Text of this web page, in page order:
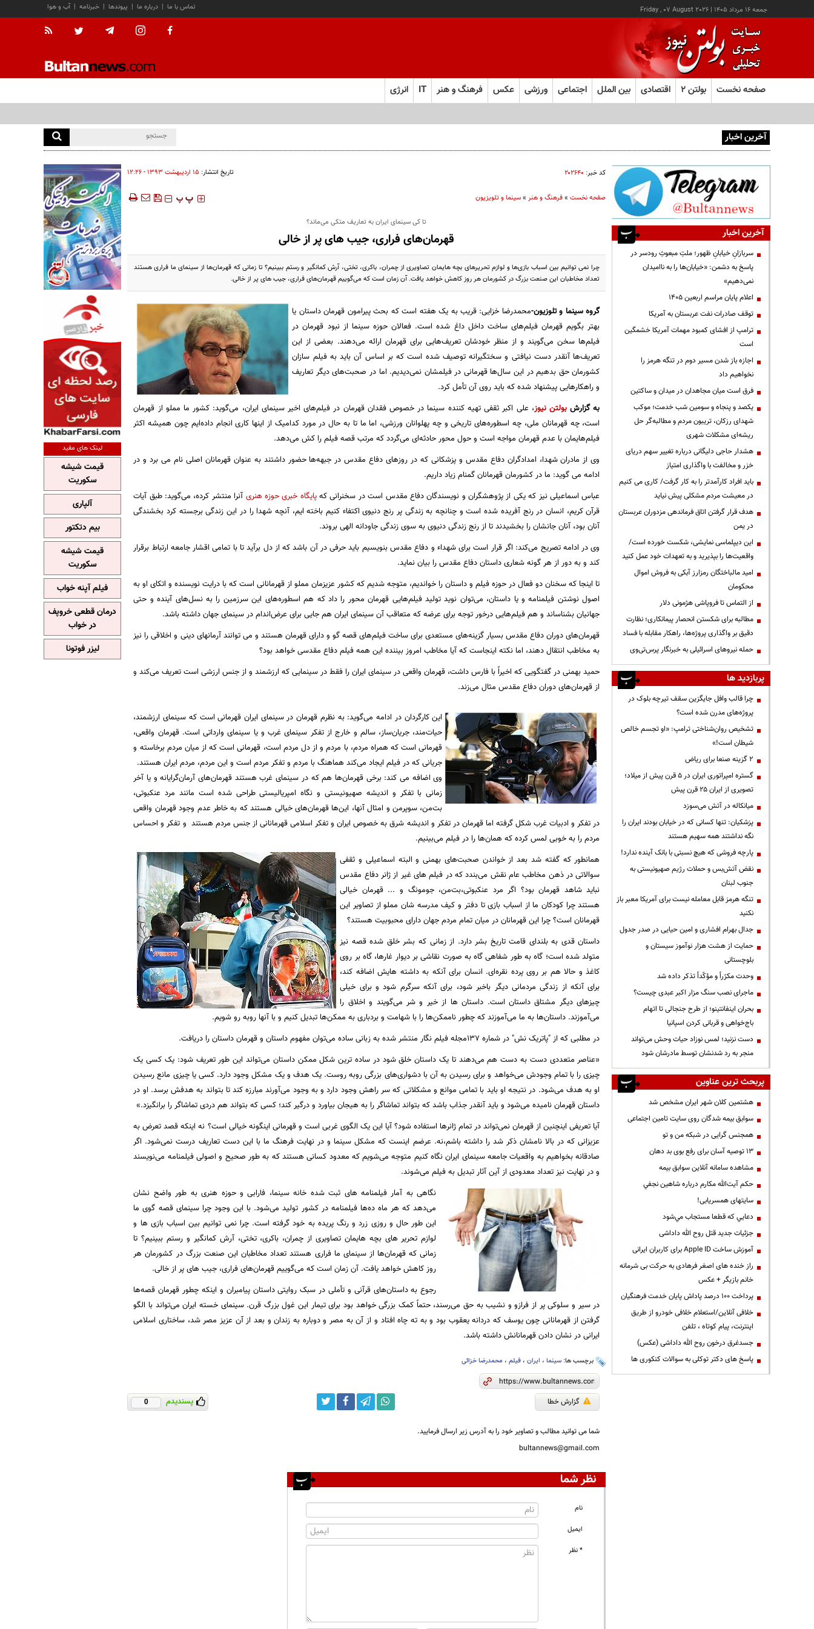
جمعه ۱۶ مرداد ۱۴۰۵ |
Friday , 07 August 2026 آب و هوا | خبرنامه | پیوندها | درباره ما | تماس با ما
صفحه نخست بولتن ۲ اقتصادی بین الملل اجتماعی ورزشی عکس فرهنگ و هنر IT انرژی
آخرین اخبار
کد خبر: ۲۰۲۶۴۰ تاریخ انتشار: ۱۵ ارديبهشت ۱۳۹۳ - ۱۲:۲۶
صفحه نخست»فرهنگ و هنر»سینما و تلویزیون ‍‍‍ پ پ
تا کی سینمای ایران به تعاریف متکی می‌ماند؟
قهرمان‌های فراری، جیب های پر از خالی
چرا نمی توانیم بین اسباب بازی‌ها و لوازم تحریرهای بچه هایمان تصاویری از چمران، باکری، تختی، آرش کمانگیر و رستم ببینیم؟ تا زمانی که قهرمان‌ها از سینمای ما فراری هستند
تعداد مخاطبان این صنعت بزرگ در کشورمان هر روز کاهش خواهد یافت. آن زمان است که می‌گوییم قهرمان‌های فراری، جیب های پر از خالی.
گروه سینما و تلوزیون-محمدرضا خزایی: قریب به یک هفته است که بحث پیرامون قهرمان داستان یا
بهتر بگویم قهرمان فیلم‌های ساخت داخل داغ شده است. فعالان حوزه سینما از نبود قهرمان در
فیلم‌ها سخن می‌گویند و از منظر خودشان تعریف‌هایی برای قهرمان ارائه می‌دهند. بعضی از این
تعریف‌ها آنقدر دست نیافتی و سختگیرانه توصیف شده است که بر اساس آن باید به فیلم سازان
کشورمان حق بدهیم در این سال‌ها قهرمانی در فیلمشان نمی‌دیدیم. اما در صحبت‌های دیگر تعاریف
و راهکارهایی پیشنهاد شده که باید روی آن تأمل کرد.
به گزارشبولتن نیوز، علی اکبر ثقفی تهیه کننده سینما در خصوص فقدان قهرمان در فیلم‌های اخیر سینمای ایران، می‌گوید: کشور ما مملو از قهرمان
است، چه قهرمانان ملی، چه اسطوره‌های تاریخی و چه پهلوانان ورزشی، اما ما تا به حال در مورد کدامیک از اینها کاری انجام داده‌ایم چون همیشه اکثر
فیلم‌هایمان با عدم قهرمان مواجه است و حول محور حادثه‌ای می‌گردد که مرتب قصه فیلم را کش می‌دهد.
وی از مادران شهدا، امدادگران دفاع مقدس و پزشکانی که در روزهای دفاع مقدس در جبهه‌ها حضور داشتند به عنوان قهرمانان اصلی نام می برد و در
ادامه می گوید: ما در کشورمان قهرمانان گمنام زیاد داریم.
عباس اسماعیلی نیز که یكی از پژوهشگران و نویسندگان دفاع مقدس است در سخنرانی کهپایگاه خبری حوزه هنری آنرا منتشر کرده، می‌گوید: طبق آیات
قرآن كریم، انسان در رنج آفریده شده است و چنانچه به زندگی پر رنج دنیوی اكتفاء كنیم باخته ایم، آنچه شهدا را در این زندگی برجسته كرد بخشندگی
آنان بود، آنان جانشان را بخشیدند تا از رنج زندگی دنیوی به سوی زندگی جاودانه الهی بروند.
وی در ادامه تصریح می‌کند: اگر قرار است برای شهداء و دفاع مقدس بنویسیم باید حرفی در آن باشد كه از دل برآید تا با تمامی اقشار جامعه ارتباط برقرار
كند و به دور از هر گونه شعاری داستان دفاع مقدس را بیان نماید.
تا اینجا که سخنان دو فعال در حوزه فیلم و داستان را خواندیم، متوجه شدیم که کشور عزیزمان مملو از قهرمانانی است که با درایت نویسنده و اتکای او به
اصول نوشتن فیلمنامه و یا داستان، می‌توان نوید تولید فیلم‌هایی قهرمان محور را داد که هم اسطوره‌های این سرزمین را به نسل‌های آینده و حتی
جهانیان بشناساند و هم فیلم‌هایی درخور توجه برای عرضه که متعاقب آن سینمای ایران هم جایی برای عرض‌اندام در سینمای جهان داشته باشد.
قهرمان‌های دوران دفاع مقدس بسیار گزینه‌های مستعدی برای ساخت فیلم‌های قصه گو و دارای قهرمان هستند و می توانند آرمانهای دینی و اخلاقی را نیز
به مخاطب انتقال دهند، اما نکته اینجاست که آیا مخاطب امروز بیننده این همه فیلم دفاع مقدسی خواهد بود؟
حمید بهمنی در گفتگویی که اخیراً با فارس داشت، قهرمان واقعی در سینمای ایران را فقط در سینمایی که ارزشمند و از جنس ارزشی است تعریف می‌کند و
از قهرمان‌های دوران دفاع مقدس مثال می‌زند.
این کارگردان در ادامه می‌گوید: به نظرم قهرمان در سینمای ایران قهرمانی است که سینمای ارزشمند،
حیات‌مند، جریان‌ساز، سالم و خارج از تفکر سینمای غرب و یا سینمای وارداتی است. قهرمان واقعی،
قهرمانی است که همراه مردم، با مردم و از دل مردم است، قهرمانی است که از میان مردم برخاسته و
جریانی که در فیلم ایجاد می‌کند هماهنگ با مردم و تفکر مردم است و این مردم، مردم ایران هستند.
وی اضافه می کند: برخی قهرمان‌ها هم که در سینمای غرب هستند قهرمان‌های آرمان‌گرایانه و یا آخر
زمانی با تفکر و اندیشه صهیونیستی و نگاه امپریالیستی طراحی شده است مانند مرد عنکبوتی،
بت‌من، سوپرمن و امثال آنها، این‌ها قهرمان‌های خیالی هستند که به خاطر عدم وجود قهرمان واقعی
در تفکر و ادبیات غرب شکل گرفته اما قهرمان در تفکر و اندیشه شرق به خصوص ایران و تفکر اسلامی قهرمانانی از جنس مردم هستند و تفکر و احساس
مردم را به خوبی لمس کرده که همان‌ها را در فیلم می‌بینیم.
همانطور که گفته شد بعد از خواندن صحبت‌های بهمنی و البته اسماعیلی و ثقفی
سوالاتی در ذهن مخاطب عام نقش می‌بندد که در فیلم های غیر از ژانر دفاع مقدس
نباید شاهد قهرمان بود؟ اگر مرد عنکبوتی،‌بت‌من، جومونگ و ... قهرمان خیالی
هستند چرا کودکان ما از اسباب بازی تا دفتر و کیف مدرسه شان مملو از تصاویر این
قهرمانان است؟ چرا این قهرمانان در میان تمام مردم جهان دارای محبوبیت هستند؟
داستان قدی به بلندای قامت تاریخ بشر دارد. از زمانی که بشر خلق شده قصه نیز
متولد شده است؛ گاه به طور شفاهی گاه به صورت نقاشی بر دیوار غارها، گاه بر روی
کاغذ و حالا هم بر روی پرده نقره‌ای. انسان برای آنکه به داشته هایش اضافه کند،
برای آنکه از زندگی مردمانی دیگر باخبر شود، برای آنکه سرگرم شود و برای خیلی
چیزهای دیگر مشتاق داستان است. داستان ها از خیر و شر می‌گویند و اخلاق را
می‌آموزند. داستان‌ها به ما می‌آموزند که چطور ناممکن‌ها را با شهامت و بردباری به ممکن‌ها تبدیل کنیم و با آنها روبه رو شویم.
در مطلبی که از "پاتریک نش" در شماره 137مجله فیلم نگار منتشر شده به زبانی ساده می‌توان مفهوم داستان و قهرمان داستان را دریافت.
«عناصر متعددی دست به دست هم می‌دهند تا یک داستان خلق شود در ساده ترین شکل ممکن داستان می‌تواند این طور تعریف شود: یک کسی یک
چیزی را با تمام وجودش می‌خواهد و برای رسیدن به آن با دشواری‌های بزرگی روبه روست. یک هدف و یک مشکل وجود دارد. کسی یا چیزی مانع رسیدن
او به هدف می‌شود. در نتیجه او باید با تمامی موانع و مشکلاتی که سر راهش وجود دارد و به وجود می‌آورند مبارزه کند تا بتواند به هدفش برسد. او در
داستان قهرمان نامیده می‌شود و باید آنقدر جذاب باشد که بتواند تماشاگر را به هیجان بیاورد و درگیر کند؛ کسی که بتواند هم دردی تماشاگر را برانگیزد.»
آیا تعریفی اینچنین از قهرمان نمی‌تواند در تمام ژانرها استفاده شود؟ آیا این یک الگوی غربی است و قهرمانی اینگونه خیالی است؟ نه اینکه قصد تعرض به
عزیزانی که در بالا نامشان ذکر شد را داشته باشم،‌نه. عرضم اینست که مشکل سینما و در نهایت فرهنگ ما با این دست تعاریف درست نمی‌شود. اگر
صادقانه بخواهیم به واقعیات جامعه سینمای ایران نگاه کنیم متوجه می‌شویم که معدود کسانی هستند که به طور صحیح و اصولی فیلمنامه می‌نویسند
و در نهایت نیز تعداد معدودی از آین آثار تبدیل به فیلم می‌شوند.
نگاهی به آمار فیلمنامه های ثبت شده خانه سینما، فارابی و حوزه هنری به طور واضح نشان
می‌دهد که هر ماه ده‌ها فیلمنامه در کشور تولید می‌شود. با این وجود چرا سینمای قصه گوی ما
این طور حال و روزی زرد و رنگ پریده به خود گرفته است. چرا نمی توانیم بین اسباب بازی ها و
لوازم تحریر های بچه هایمان تصاویری از چمران، باکری، تختی، آرش کمانگیر و رستم ببینیم؟ تا
زمانی که قهرمان‌ها از سینمای ما فراری هستند تعداد مخاطبان این صنعت بزرگ در کشورمان هر
روز کاهش خواهد یافت. آن زمان است که می‌گوییم قهرمان‌های فراری، جیب های پر از خالی.
رجوع به داستان‌های قرآنی و تأملی در سبک روایتی داستان پیامبران و اینکه چطور قهرمان قصه‌ها
در سیر و سلوکی پر از فرازو و نشیب به حق می‌رسند، حتماً کمک بزرگی خواهد بود برای تیمار این غول بزرگ قرن. سینمای خسته ایران می‌تواند با الگو
گرفتن از قهرمانانی چون یوسف که دردانه یعقوب بود و به ته چاه افتاد و از آن به مصر و دوباره به زندان و بعد از آن عزیز مصر شد، ساختاری اسلامی
ایرانی در نشان دادن قهرمانانش داشته باشد.
برچسب ها: سینما، ایران، فیلم، محمدرضا خزائی
گزارش خطا پسندیدم 0
شما می توانید مطالب و تصاویر خود را به آدرس زیر ارسال فرمایید.
bultannews@gmail.com
نظر شما
نام
ایمیل
* نظر
آخرین اخبار
سربازانِ خیابانِ ظهور؛ ملتِ مبعوثِ رودسر در
پاسخ به دشمن: «خیابان‌ها را به ناامیدان
نمی‌دهیم»
اعلام پایان مراسم اربعین ۱۴۰۵
توقف صادرات نفت عربستان به آمریکا
ترامپ از افشای کمبود مهمات آمریکا خشمگین
است
اجازه باز شدن مسیر دوم در تنگه هرمز را
نخواهیم داد
فرق است میان مجاهدان در میدان و ساکتین
یکصد و پنجاه و سومین شب خدمت؛ موکب
شهدای رزکان، تریبون مردم و مطالبه‌گر حل
ریشه‌ای مشکلات شهری
هشدار حاجی دلیگانی درباره تغییر سهم دریای
خزر و مخالفت با واگذاری امتیاز
باید افراد کارآمدتر را به کار گرفت/ کاری می کنیم
در معیشت مردم مشکلی پیش نیاید
هدف قرار گرفتن اتاق‌ فرماندهی مزدوران عربستان
در یمن
این دیپلماسی نمایشی، شکست خورده است/
واقعیت‌ها را بپذیرید و به تعهدات خود عمل کنید
امید مالباختگان رمزارز آبکی به فروش اموال
محکومان
از التماس تا فروپاشی هژمونی دلار
مطالبه برای شکستن انحصار پیمانکاری؛ نظارت
دقیق بر واگذاری پروژه‌ها، راهکار مقابله با فساد
حمله نیروهای اسرائیلی به خبرنگار پرس‌تی‌وی
پربازدید ها
چرا قالب وافل جایگزین سقف تیرچه بلوک در
پروژه‌های مدرن شده است؟
تشخیص روان‌شناختی ترامپ: «او تجسم خالص
شیطان است!»
۲ گزینه صنعا برای ریاض
گستره امپراتوری ایران در ۵ قرن پیش از میلاد؛
تصویری از ایران ۲۵ قرن پیش
میانکاله در آتش می‌سوزد
پزشکیان: تنها کسانی که در خیابان بودند ایران را
نگه نداشتند همه سهیم هستند
پارچه فروشی که هیچ نسبتی با بانک آینده ندارد!
نقض آتش‌بس و حملات رژیم صهیونیستی به
جنوب لبنان
تنگه هرمز قابل معامله نیست برای آمریکا معبر باز
نکنید
جدال بهرام افشاری و امین حیایی در صدر جدول
حمایت از هشت هزار نوآموز سیستان و
بلوچستانی
وحدت مکرّراً و مؤکّداً تذکر داده شد
ماجرای نصب سنگ مزار اکبر عبدی چیست؟
بحران اینفانتینو؛ از طرح جنجالی تا اتهام
باج‌خواهی و قربانی کردن اسپانیا
دست نزنید؛ لمس نوزاد حیات وحش می‌تواند
منجر به رد شدنشان توسط مادرشان شود
پربحث ترین عناوین
هشتمین کلان شهر ایران مشخص شد
سوابق بیمه شدگان روی سایت تامین اجتماعی
همجنس گرایی در شبکه من و تو
13 توصیه آسان برای رفع بوی بد دهان
مشاهده سامانه آنلاين سوابق بیمه
حكم آيت‌الله مكارم درباره شاهين نجفي
سایتهای همسریابی!
دعايي كه قطعا مستجاب مي‌شود
جزئیات جدید قتل روح الله داداشی
آموزش ساخت Apple ID برای کاربران ایرانی
راز خنده های اصغر فرهادی به حرکت بی شرمانه
خانم بازیگر + عکس
پرداخت ۱۰۰ درصد پاداش پایان خدمت فرهنگیان
خلافی آنلاین/استعلام خلافی خودرو از طریق
اینترنت، پیام کوتاه ، تلفن
جسدغرق درخون روح الله داداشی (عکس)
پاسخ های دکتر توکلی به سوالات کنکوری ها
لینک های مفید
قیمت شیشه
سکوریت
آلپاری
بیم دتکتور
قیمت شیشه
سکوریت
فیلم آپنه خواب
درمان قطعی خروپف
در خواب
لیزر فوتونا